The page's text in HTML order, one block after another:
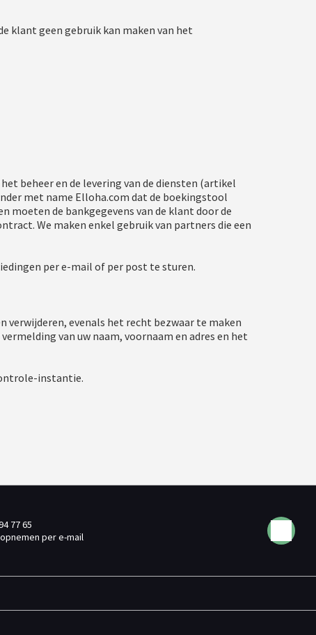
klant geen gebruik kan maken van het
beheer en de levering van de diensten (artikel
met name Elloha.com dat de boekingstool
de bankgegevens van de klant door de
We maken enkel gebruik van partners die een
per e-mail of per post te sturen.
verwijderen, evenals het recht bezwaar te maken
van uw naam, voornaam en adres en het
instantie.
77 65
per e-mail